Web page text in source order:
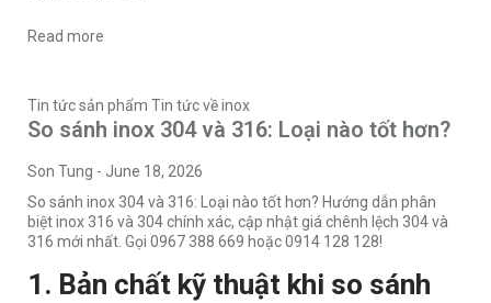
Read more
Tin tức sản phẩm Tin tức về inox
So sánh inox 304 và 316: Loại nào tốt hơn?
Son Tung - June 18, 2026
So sánh inox 304 và 316: Loại nào tốt hơn? Hướng dẫn phân
biệt inox 316 và 304 chính xác, cập nhật giá chênh lệch 304 và
316 mới nhất. Gọi 0967 388 669 hoặc 0914 128 128!
1. Bản chất kỹ thuật khi so sánh